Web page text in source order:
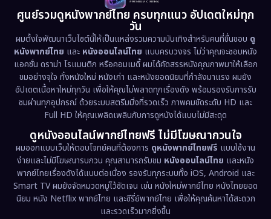
Disaster (13)
Disney+ (5)
Documentary สารคดี (93)
Drama ดราม่า (1,491)
Dystopian (17)
Emotional (61)
Epic มหากาพย์ (222)
Erotic (36)
1978
1974
1962
ศูนย์รวมดูหนังพากย์ไทย ครบทุกแนว อัปเดตใหม่ทุก
วัน
ผมตั้งใจพัฒนาเว็บไซต์นี้ให้เป็นแหล่งรวมความบันเทิงสำหรับคนที่ชื่นชอบ ดู
หนังพากย์ไทย และ หนังออนไลน์ไทย แบบครบวงจร ไม่ว่าคุณจะชอบหนัง
แอคชั่น ดราม่า โรแมนติก หรือคอมเมดี้ ผมได้คัดสรรหนังคุณภาพมาให้เลือก
ชมอย่างจุใจ ทั้งหนังใหม่ หนังเก่า และหนังยอดนิยมที่กำลังมาแรง ผมยัง
อัปเดตเนื้อหาใหม่ทุกวัน เพื่อให้คุณไม่พลาดทุกเรื่องดัง พร้อมรองรับการรับ
ชมผ่านทุกอุปกรณ์ ด้วยระบบสตรีมมิ่งที่รวดเร็ว ภาพคมชัดระดับ HD และ
Full HD ให้คุณเพลิดเพลินกับการดูหนังได้แบบไม่มีสะดุด
ดูหนังออนไลน์พากย์ไทยฟรี ไม่มีโฆษณากวนใจ
ผมออกแบบเว็บให้ตอบโจทย์คนที่ต้องการ ดูหนังพากย์ไทยฟรี แบบใช้งาน
ง่ายและไม่มีโฆษณารบกวน คุณสามารถรับชม หนังออนไลน์ไทย และหนัง
พากย์ไทยเรื่องดังได้แบบต่อเนื่อง รองรับทุกระบบทั้ง iOS, Android และ
Smart TV ผมยังจัดหมวดหมู่ไว้ชัดเจน เช่น หนังใหม่พากย์ไทย หนังไทยยอด
นิยม หนัง Netflix พากย์ไทย และซีรี่ย์พากย์ไทย เพื่อให้คุณค้นหาได้สะดวก
และรวดเร็วมากยิ่งขึ้น